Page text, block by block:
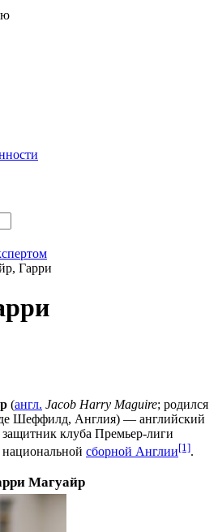
Гарри
(англ. Jacob Harry Maguire; родился
Шеффилд, Англия) — английский
клуба Премьер-лиги
национальной сборной Англии[1].
Магуайр